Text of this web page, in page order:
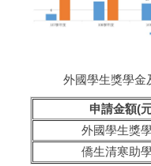
外國學生獎學金
申請金額(
外國學生獎
僑生清寒助